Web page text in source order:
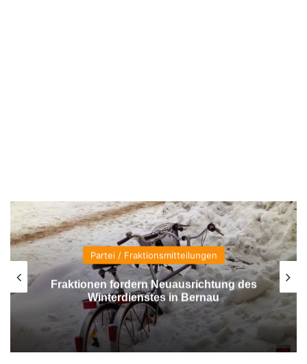
Partei / Fraktionsmitteilungen
Fraktionen fordern Neuausrichtung des
Winterdienstes in Bernau